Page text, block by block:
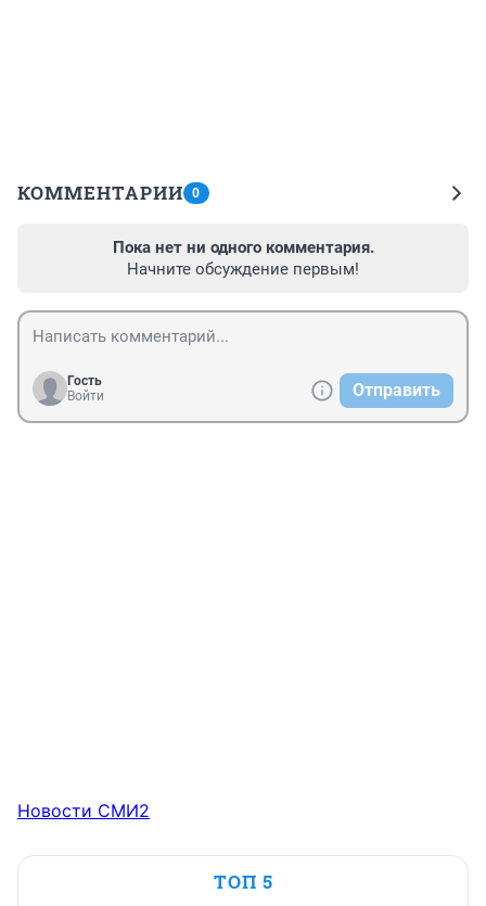
КОММЕНТАРИИ 0
Пока нет ни одного комментария.
Начните обсуждение первым!
Гость
Войти
Отправить
Новости СМИ2
ТОП 5